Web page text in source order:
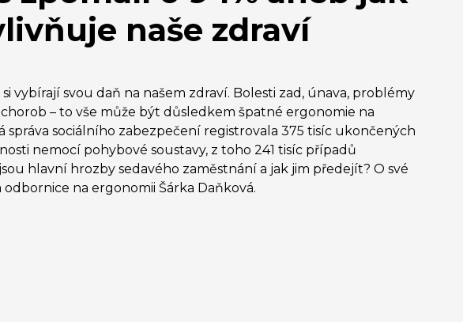
naše zdraví
vybírají svou daň na našem zdraví. Bolesti zad, únava, problémy
– to vše může být důsledkem špatné ergonomie na
správa sociálního zabezpečení registrovala 375 tisíc ukončených
nemocí pohybové soustavy, z toho 241 tisíc případů
hlavní hrozby sedavého zaměstnání a jak jim předejít? O své
na ergonomii Šárka Daňková.